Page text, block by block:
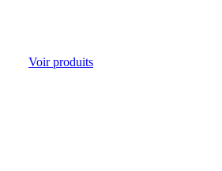
Voir produits